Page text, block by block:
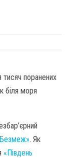
тисяч поранених
біля моря
. Як
«Південь